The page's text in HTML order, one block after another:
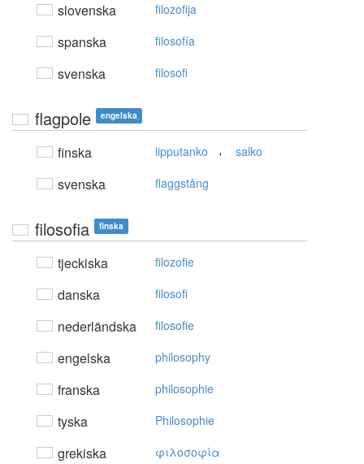
slovenska filozofija
spanska filosofía
svenska filosofi
flagpole engelska
finska lipputanko , salko
svenska flaggstång
filosofia finska
tjeckiska filozofie
danska filosofi
nederländska filosofie
engelska philosophy
franska philosophie
tyska Philosophie
grekiska φιλoσoφία